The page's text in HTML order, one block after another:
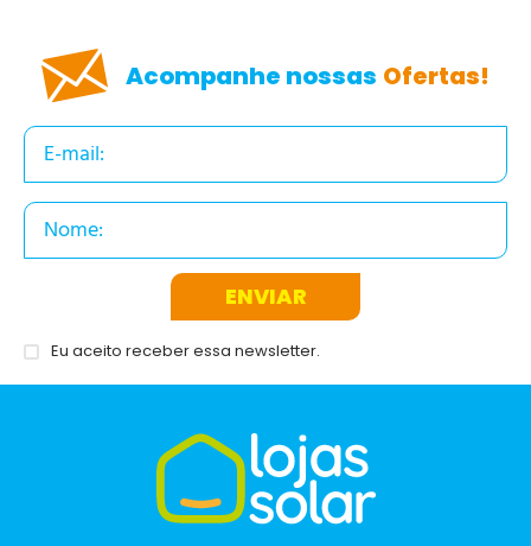
Acompanhe nossas Ofertas!
ENVIAR
Eu aceito receber essa newsletter.